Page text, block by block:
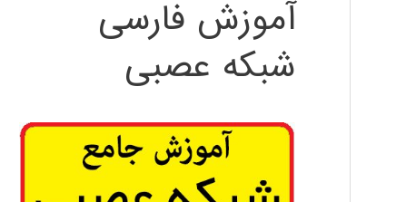
آموزش فارسی
شبکه عصبی